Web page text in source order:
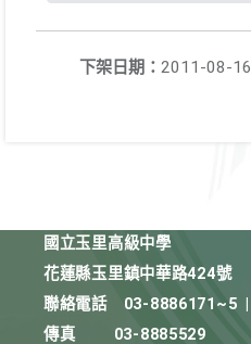
下架日期： 2011-08-16
國立玉里高級中學
花蓮縣玉里鎮中華路424號
聯絡電話
03-8886171~5
傳真
03-8885529